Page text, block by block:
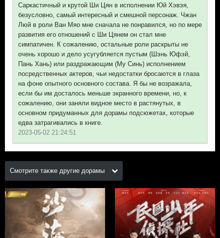
Саркастичный и крутой Ши Цян в исполнении Юй Хэвэя,
безусловно, самый интересный и смешной персонаж. Чжан
Люй в роли Ван Мяо мне сначала не понравился, но по мере
развития его отношений с Ши Цянем он стал мне
симпатичен. К сожалению, остальные роли раскрыты не
очень хорошо и дело усугубляется пустым (Шэнь Юфэй,
Пань Хань) или раздражающим (Му Синь) исполнением
посредственных актеров, чьи недостатки бросаются в глаза
на фоне опытного основного состава. Я бы не возражала,
если бы им досталось меньше экранного времени, но, к
сожалению, они заняли видное место в растянутых, в
основном придуманных для дорамы подсюжетах, которые
едва затрагивались в книге.
2023-05-02 21:24:51
Смотрите также другие дорамы